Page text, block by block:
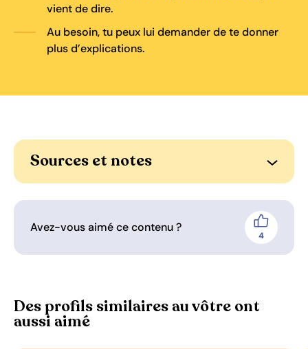
vient de dire.
Au besoin, tu peux lui demander de te donner
plus d’explications.
Sources et notes Ouvrir
Avez-vous aimé ce contenu ? J'aime
4
personnes
Des profils similaires au vôtre ont
aussi aimé